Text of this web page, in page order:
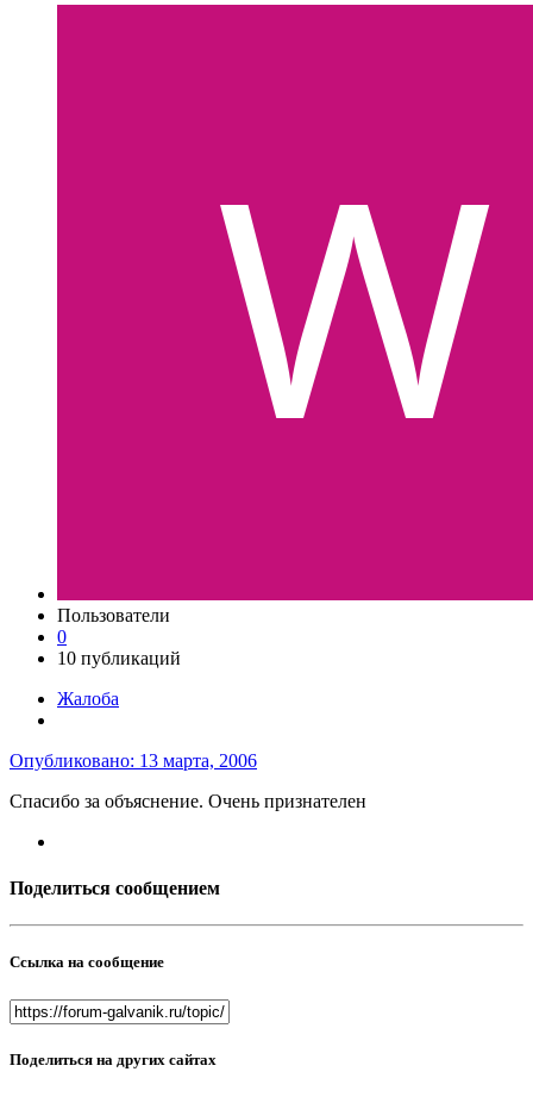
Пользователи
0
10 публикаций
Жалоба
Опубликовано: 13 марта, 2006
Спасибо за объяснение. Очень признателен
Поделиться сообщением
Ссылка на сообщение
Поделиться на других сайтах